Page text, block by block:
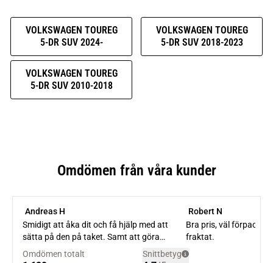
VOLKSWAGEN TOUREG
5-DR SUV 2024-
VOLKSWAGEN TOUREG
5-DR SUV 2018-2023
VOLKSWAGEN TOUREG
5-DR SUV 2010-2018